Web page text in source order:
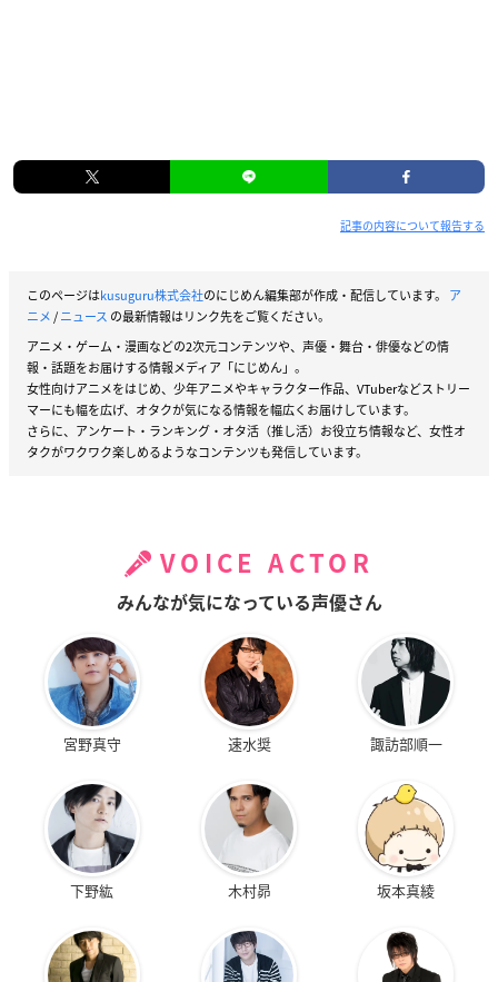
記事の内容について報告する
このページはkusuguru株式会社のにじめん編集部が作成・配信しています。 ア
ニメ/ニュース の最新情報はリンク先をご覧ください。
アニメ・ゲーム・漫画などの2次元コンテンツや、声優・舞台・俳優などの情
報・話題をお届けする情報メディア「にじめん」。
女性向けアニメをはじめ、少年アニメやキャラクター作品、VTuberなどストリー
マーにも幅を広げ、オタクが気になる情報を幅広くお届けしています。
さらに、アンケート・ランキング・オタ活（推し活）お役立ち情報など、女性オ
タクがワクワク楽しめるようなコンテンツも発信しています。
VOICE ACTOR
みんなが気になっている声優さん
宮野真守 速水奨 諏訪部順一
下野紘 木村昴 坂本真綾